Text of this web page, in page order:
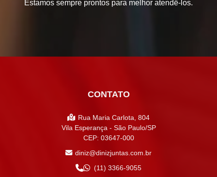
Estamos sempre prontos para melhor atendê-los.
CONTATO
Rua Maria Carlota, 804
Vila Esperança - São Paulo/SP
CEP: 03647-000
diniz@dinizjuntas.com.br
(11) 3366-9055